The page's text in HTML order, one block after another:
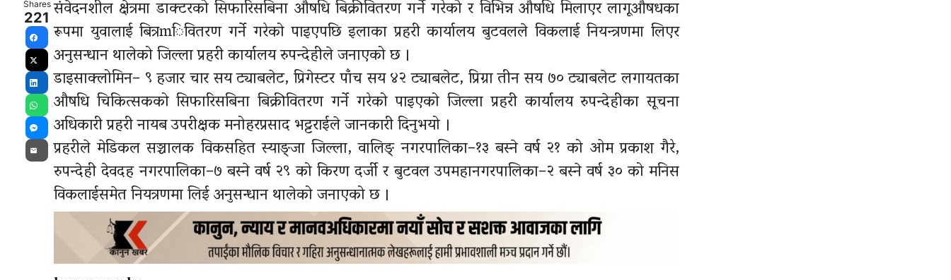
संवेदनशील क्षेत्रमा डाक्टरको सिफारिसबिना औषधि बिक्रीवितरण गर्ने गरेको र विभिन्न औषधि मिलाएर लागूऔषधका
रूपमा युवालाई बित्रmिवितरण गर्ने गरेको पाइएपछि इलाका प्रहरी कार्यालय बुटवलले विकलाई नियन्त्रणमा लिएर
अनुसन्धान थालेको जिल्ला प्रहरी कार्यालय रुपन्देहीले जनाएको छ ।
डाइसाक्लोमिन– ९ हजार चार सय ट्याबलेट, प्रिगेस्टर पाँच सय ४२ ट्याबलेट, प्रिग्रा तीन सय ७० ट्याबलेट लगायतका
औषधि चिकित्सकको सिफारिसबिना बिक्रीवितरण गर्ने गरेको पाइएको जिल्ला प्रहरी कार्यालय रुपन्देहीका सूचना
अधिकारी प्रहरी नायब उपरीक्षक मनोहरप्रसाद भट्टराईले जानकारी दिनुभयो ।
प्रहरीले मेडिकल सञ्चालक विकसहित स्याङ्जा जिल्ला, वालिङ् नगरपालिका–१३ बस्ने वर्ष २१ को ओम प्रकाश गैरे,
रुपन्देही देवदह नगरपालिका–७ बस्ने वर्ष २९ को किरण दर्जी र बुटवल उपमहानगरपालिका–२ बस्ने वर्ष ३० को मनिस
विकलाईसमेत नियत्रणमा लिई अनुसन्धान थालेको जनाएको छ ।
Shares
221
Facebook
X
LinkedIn
WhatsApp
Messenger
Email